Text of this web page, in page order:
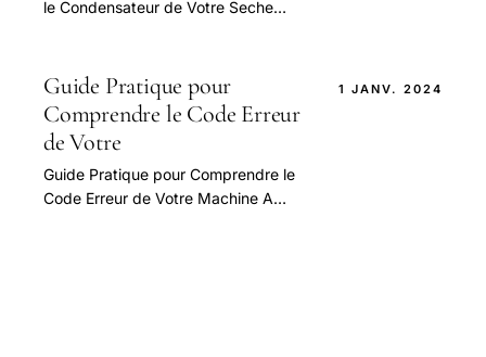
le Condensateur de Votre Seche
Guide Pratique pour
Comprendre le Code Erreur
de Votre
Guide Pratique pour Comprendre le
Code Erreur de Votre Machine A
1 JANV. 2024